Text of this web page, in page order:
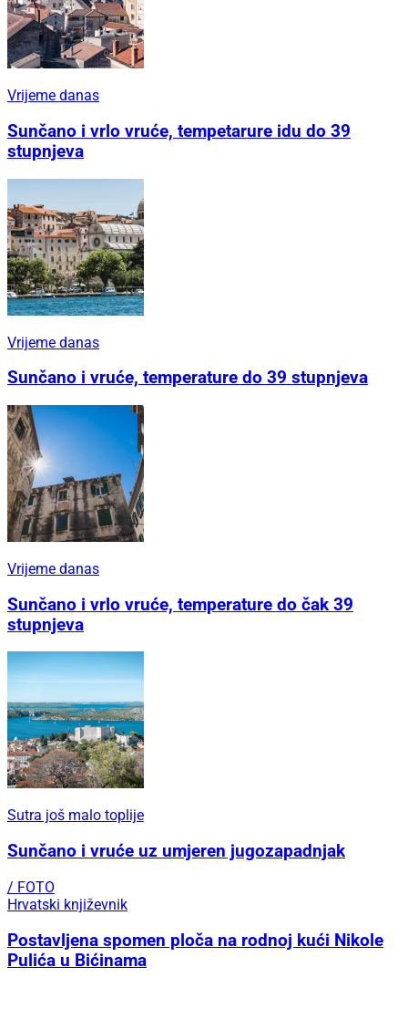
Vrijeme danas
Sunčano i vrlo vruće, tempetarure idu do 39
stupnjeva
Vrijeme danas
Sunčano i vruće, temperature do 39 stupnjeva
Vrijeme danas
Sunčano i vrlo vruće, temperature do čak 39
stupnjeva
Sutra još malo toplije
Sunčano i vruće uz umjeren jugozapadnjak
/ FOTO
Hrvatski književnik
Postavljena spomen ploča na rodnoj kući Nikole
Pulića u Bićinama